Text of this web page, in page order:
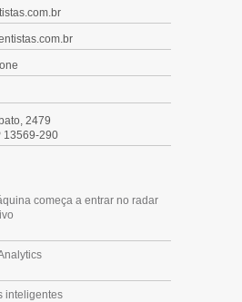
2479
13569-290
começa a entrar no radar
inteligentes